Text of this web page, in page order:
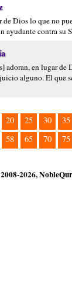
de Dios lo que no
ayudante contra su
adoran, en lugar de
alguno. El que
20 25 30 35
58 65 70 75
2008-2026,